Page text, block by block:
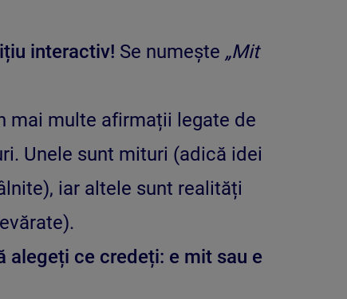
interactiv! Se numește „Mit
mai multe afirmații legate de
Unele sunt mituri (adică idei
iar altele sunt realități
alegeți ce credeți: e mit sau e